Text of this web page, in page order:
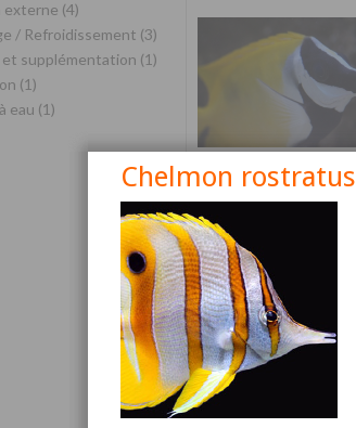
externe (4)
/ Refroidissement (3)
supplémentation (1)
(1)
eau (1)
Siganus vulpinus
Chelmon rostratus